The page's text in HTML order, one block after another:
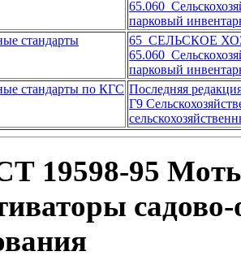
65.060
парковый
стандарты
65 СЕЛЬСКОЕ
65.060
парковый
стандарты по КГС Последняя
Г9
19598-95